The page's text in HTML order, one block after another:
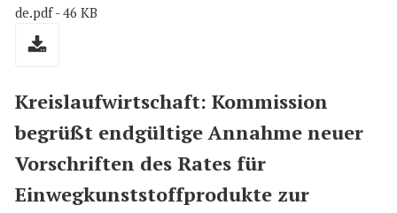
de.pdf - 46 KB
Kreislaufwirtschaft: Kommission
begrüßt endgültige Annahme neuer
Vorschriften des Rates für
Einwegkunststoffprodukte zur